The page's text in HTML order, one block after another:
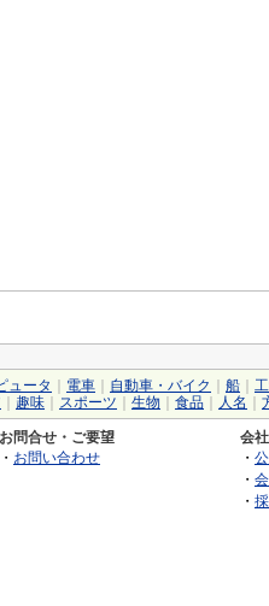
ュータ 電車 自動車・バイク 船
趣味 スポーツ 生物 食品 人名
お問合せ・ご要望
・ お問い合わせ
会
・
・
・